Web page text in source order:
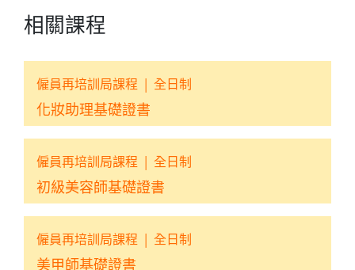
相關課程
僱員再培訓局課程 | 全日制
化妝助理基礎證書
僱員再培訓局課程 | 全日制
初級美容師基礎證書
僱員再培訓局課程 | 全日制
美甲師基礎證書